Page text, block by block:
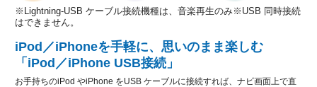
※Lightning-USB ケーブル接続機種は、音楽再生のみ※USB 同時接続
はできません。
iPod／iPhoneを手軽に、思いのまま楽しむ
「iPod／iPhone USB接続」
お手持ちのiPod やiPhone をUSB ケーブルに接続すれば、ナビ画面上で直